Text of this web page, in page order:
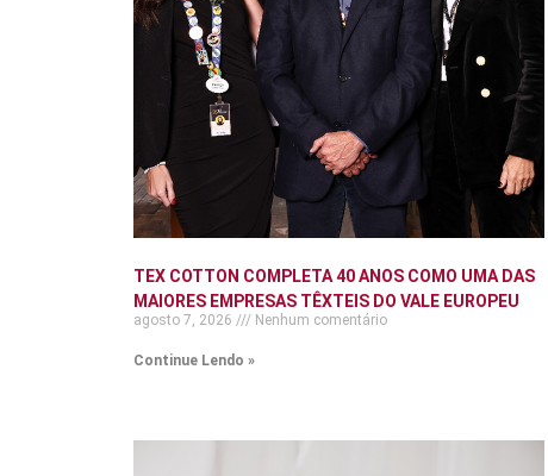
TEX COTTON COMPLETA 40 ANOS COMO UMA DAS
MAIORES EMPRESAS TÊXTEIS DO VALE EUROPEU
agosto 7, 2026 Nenhum comentário
Continue Lendo »